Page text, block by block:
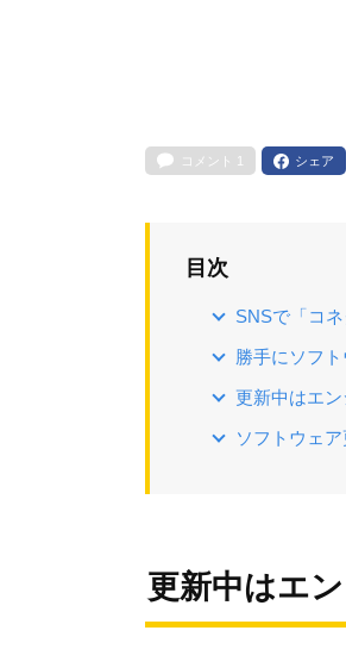
コメント 1 シェア
目次
SNSで「コ
勝手にソフ
更新中はエ
ソフトウェ
更新中はエ